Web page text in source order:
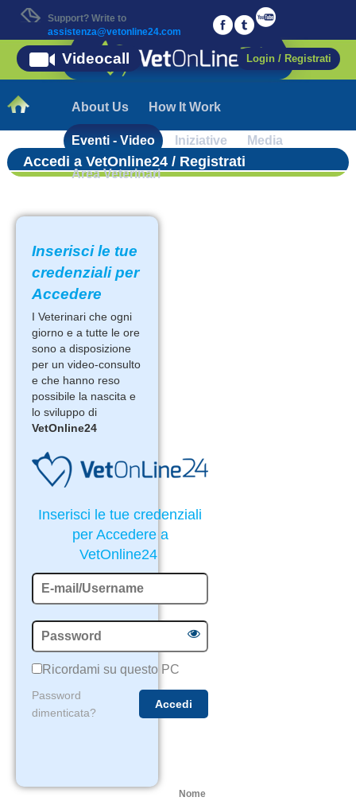
Support? Write to
assistenza@vetonline24.com
About Us How It Work
Eventi - Video Iniziative Media
Area Veterinari
Login / Registrati
Videocall
Accedi a VetOnline24 / Registrati
Inserisci le tue
credenziali per
Accedere
I Veterinari che ogni
giorno e a tutte le ore
sono a disposizione
per un video-consulto
e che hanno reso
possibile la nascita e
lo sviluppo di
VetOnline24
Inserisci le tue credenziali
per Accedere a
VetOnline24
Ricordami su questo PC
Password
dimenticata?
Nome